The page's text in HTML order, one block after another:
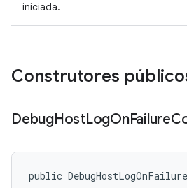
iniciada.
Construtores
DebugHostLogOnFailure
public